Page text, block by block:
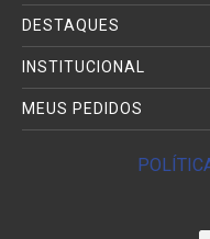
DESTAQUES
INSTITUCIONAL
MEUS PEDIDOS